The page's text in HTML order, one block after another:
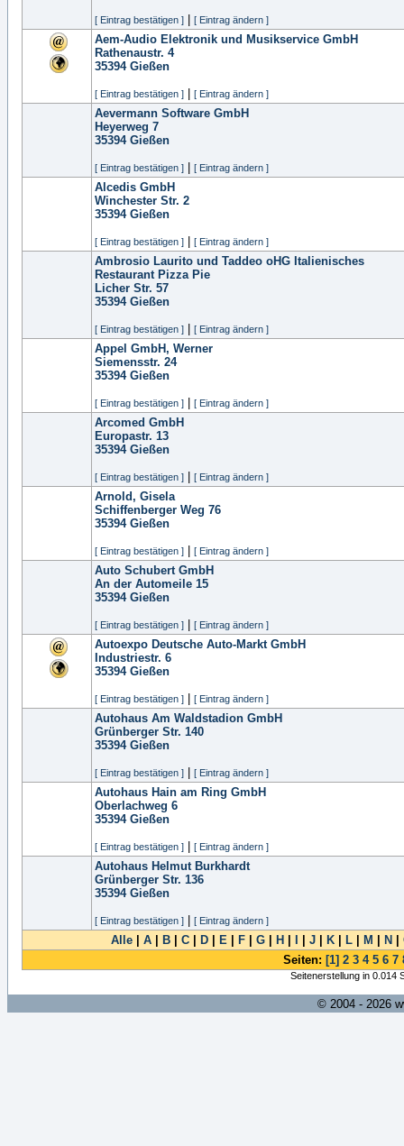
[ Eintrag bestätigen ] [ Eintrag ändern ]
Aem-Audio Elektronik und Musikservice GmbH
Rathenaustr. 4
35394 Gießen
[ Eintrag bestätigen ] [ Eintrag ändern ]
Aevermann Software GmbH
Heyerweg 7
35394 Gießen
[ Eintrag bestätigen ] [ Eintrag ändern ]
Alcedis GmbH
Winchester Str. 2
35394 Gießen
[ Eintrag bestätigen ] [ Eintrag ändern ]
Ambrosio Laurito und Taddeo oHG Italienisches
Restaurant Pizza Pie
Licher Str. 57
35394 Gießen
[ Eintrag bestätigen ] [ Eintrag ändern ]
Appel GmbH, Werner
Siemensstr. 24
35394 Gießen
[ Eintrag bestätigen ] [ Eintrag ändern ]
Arcomed GmbH
Europastr. 13
35394 Gießen
[ Eintrag bestätigen ] [ Eintrag ändern ]
Arnold, Gisela
Schiffenberger Weg 76
35394 Gießen
[ Eintrag bestätigen ] [ Eintrag ändern ]
Auto Schubert GmbH
An der Automeile 15
35394 Gießen
[ Eintrag bestätigen ] [ Eintrag ändern ]
Autoexpo Deutsche Auto-Markt GmbH
Industriestr. 6
35394 Gießen
[ Eintrag bestätigen ] [ Eintrag ändern ]
Autohaus Am Waldstadion GmbH
Grünberger Str. 140
35394 Gießen
[ Eintrag bestätigen ] [ Eintrag ändern ]
Autohaus Hain am Ring GmbH
Oberlachweg 6
35394 Gießen
[ Eintrag bestätigen ] [ Eintrag ändern ]
Autohaus Helmut Burkhardt
Grünberger Str. 136
35394 Gießen
[ Eintrag bestätigen ] [ Eintrag ändern ]
Alle A B C D E F G H J K L M N
Seiten: [1] 2 3 4 5 6 7
Seitenerstellung in 0.014
© 2004 - 2026